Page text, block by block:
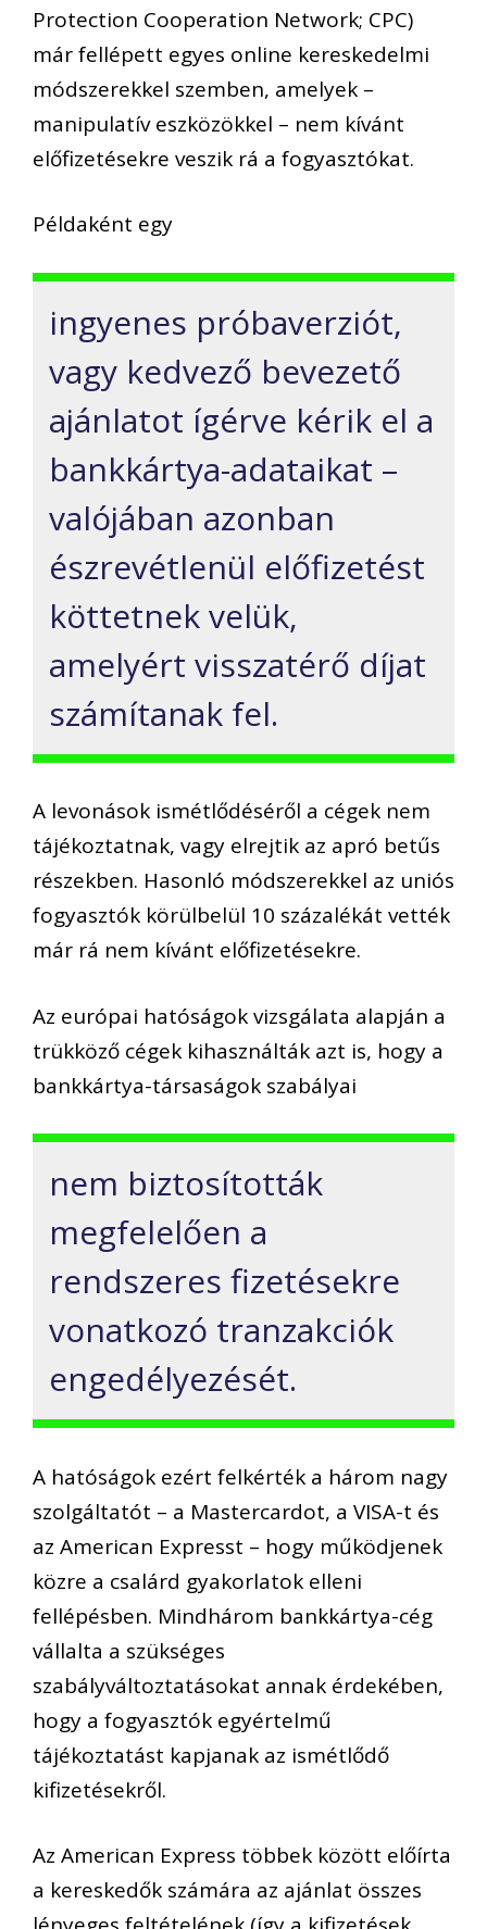
Protection Cooperation Network; CPC)
már fellépett egyes online kereskedelmi
módszerekkel szemben, amelyek –
manipulatív eszközökkel – nem kívánt
előfizetésekre veszik rá a fogyasztókat.
Példaként egy
ingyenes próbaverziót,
vagy kedvező bevezető
ajánlatot ígérve kérik el a
bankkártya-adataikat –
valójában azonban
észrevétlenül előfizetést
köttetnek velük,
amelyért visszatérő díjat
számítanak fel.
A levonások ismétlődéséről a cégek nem
tájékoztatnak, vagy elrejtik az apró betűs
részekben. Hasonló módszerekkel az uniós
fogyasztók körülbelül 10 százalékát vették
már rá nem kívánt előfizetésekre.
Az európai hatóságok vizsgálata alapján a
trükköző cégek kihasználták azt is, hogy a
bankkártya-társaságok szabályai
nem biztosították
megfelelően a
rendszeres fizetésekre
vonatkozó tranzakciók
engedélyezését.
A hatóságok ezért felkérték a három nagy
szolgáltatót – a Mastercardot, a VISA-t és
az American Expresst – hogy működjenek
közre a csalárd gyakorlatok elleni
fellépésben. Mindhárom bankkártya-cég
vállalta a szükséges
szabályváltoztatásokat annak érdekében,
hogy a fogyasztók egyértelmű
tájékoztatást kapjanak az ismétlődő
kifizetésekről.
Az American Express többek között előírta
a kereskedők számára az ajánlat összes